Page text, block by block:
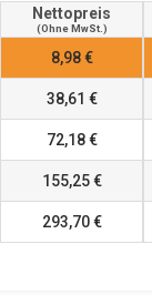
Nettopreis
(ohne MwSt.)
8,98 €
38,61 €
72,18 €
155,25 €
293,70 €